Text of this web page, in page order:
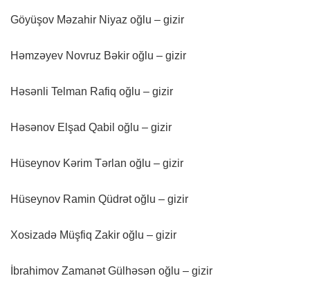
Göyüşov Məzahir Niyaz oğlu – gizir
Həmzəyev Novruz Bəkir oğlu – gizir
Həsənli Telman Rafiq oğlu – gizir
Həsənov Elşad Qabil oğlu – gizir
Hüseynov Kərim Tərlan oğlu – gizir
Hüseynov Ramin Qüdrət oğlu – gizir
Xosizadə Müşfiq Zakir oğlu – gizir
İbrahimov Zamanət Gülhəsən oğlu – gizir